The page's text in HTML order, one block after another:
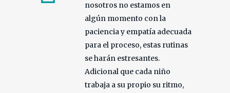
nosotros no estamos en
algún momento con la
paciencia y empatía adecuada
para el proceso, estas rutinas
se harán estresantes.
Adicional que cada niño
trabaja a su propio su ritmo,